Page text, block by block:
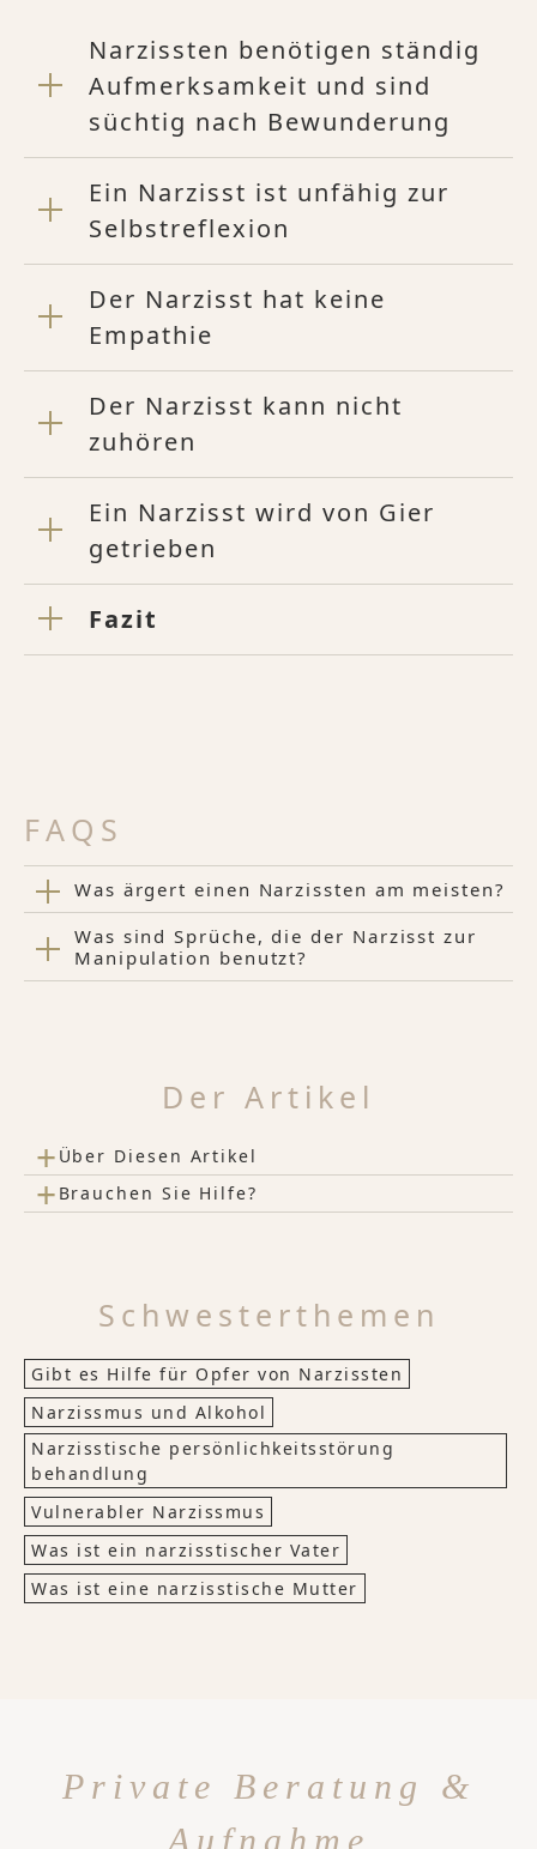
Narzissten benötigen ständig
Aufmerksamkeit und sind
süchtig nach Bewunderung
Ein Narzisst ist unfähig zur
Selbstreflexion
Der Narzisst hat keine
Empathie
Der Narzisst kann nicht
zuhören
Ein Narzisst wird von Gier
getrieben
Fazit
FAQS
Was ärgert einen Narzissten am meisten?
Was sind Sprüche, die der Narzisst zur
Manipulation benutzt?
Der Artikel
+ Über Diesen Artikel
+ Brauchen Sie Hilfe?
Schwesterthemen
Gibt es Hilfe für Opfer von Narzissten
Narzissmus und Alkohol
Narzisstische persönlichkeitsstörung
behandlung
Vulnerabler Narzissmus
Was ist ein narzisstischer Vater
Was ist eine narzisstische Mutter
Private Beratung &
Aufnahme